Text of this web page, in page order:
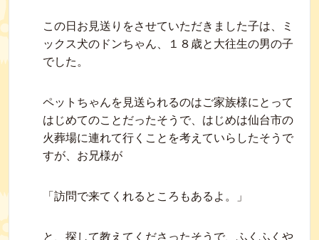
この日お見送りをさせていただきました子は、ミ
ックス犬のドンちゃん、１８歳と大往生の男の子
でした。
ペットちゃんを見送られるのはご家族様にとって
はじめてのことだったそうで、はじめは仙台市の
火葬場に連れて行くことを考えていらしたそうで
すが、お兄様が
「訪問で来てくれるところもあるよ。」
と、探して教えてくださったそうで、ふくふくや